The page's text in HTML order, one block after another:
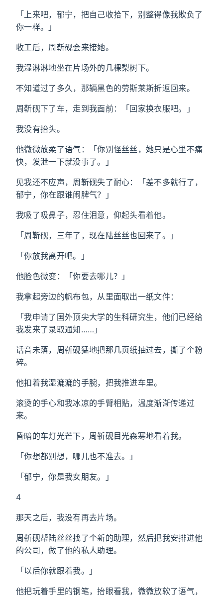
「上来吧，郁宁，把自己收拾下，别整得像我欺负了
你一样。」
收工后，周靳砚会来接她。
我湿淋淋地坐在片场外的几棵梨树下。
不知道过了多久，那辆黑色的劳斯莱斯折返回来。
周靳砚下了车，走到我面前：「回家换衣服吧。」
我没有抬头。
他微微放柔了语气：「你别怪丝丝，她只是心里不痛
快，发泄一下就没事了。」
见我还不应声，周靳砚失了耐心：「差不多就行了，
郁宁，你在跟谁闹脾气？」
我吸了吸鼻子，忍住泪意，仰起头看着他。
「周靳砚，三年了，现在陆丝丝也回来了。」
「你放我离开吧。」
他脸色微变：「你要去哪儿？」
我拿起旁边的帆布包，从里面取出一纸文件：
「我申请了国外顶尖大学的生科研究生，他们已经给
我发来了录取通知……」
话音未落，周靳砚猛地把那几页纸抽过去，撕了个粉
碎。
他扣着我湿漉漉的手腕，把我推进车里。
滚烫的手心和我冰凉的手臂相贴，温度渐渐传递过
来。
昏暗的车灯光芒下，周靳砚目光森寒地看着我。
「你想都别想，哪儿也不准去。」
「郁宁，你是我女朋友。」
4
那天之后，我没有再去片场。
周靳砚帮陆丝丝找了个新的助理，然后把我安排进他
的公司，做了他的私人助理。
「以后你就跟着我。」
他把玩着手里的钢笔，抬眼看我，微微放软了语气，